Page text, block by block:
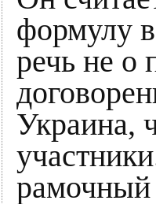
формулу
речь не о
Украина,
рамочный